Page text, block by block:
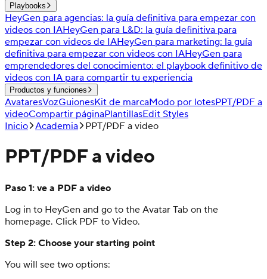
Playbooks
HeyGen para agencias: la guía definitiva para empezar con
videos con IAHeyGen para L&D: la guía definitiva para
empezar con videos de IAHeyGen para marketing: la guía
definitiva para empezar con videos con IAHeyGen para
emprendedores del conocimiento: el playbook definitivo de
videos con IA para compartir tu experiencia
Productos y funciones
AvataresVozGuionesKit de marcaModo por lotesPPT/PDF a
videoCompartir páginaPlantillasEdit Styles
Inicio Academia PPT/PDF a video
PPT/PDF a video
Paso 1: ve a PDF a video
Log in to HeyGen and go to the Avatar Tab on the
homepage. Click PDF to Video.
Step 2: Choose your starting point
You will see two options: